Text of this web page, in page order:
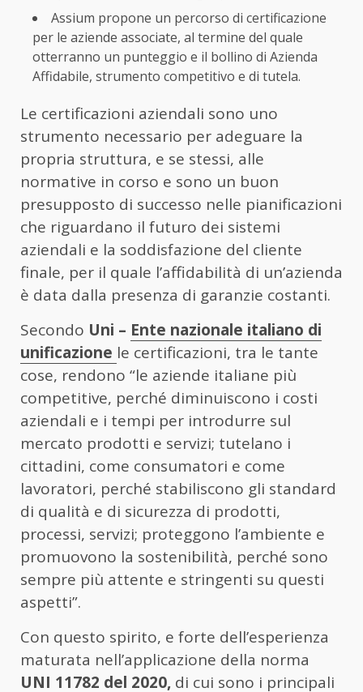
Assium propone un percorso di certificazione
per le aziende associate, al termine del quale
otterranno un punteggio e il bollino di Azienda
Affidabile, strumento competitivo e di tutela.
Le certificazioni aziendali sono uno
strumento necessario per adeguare la
propria struttura, e se stessi, alle
normative in corso e sono un buon
presupposto di successo nelle pianificazioni
che riguardano il futuro dei sistemi
aziendali e la soddisfazione del cliente
finale, per il quale l’affidabilità di un’azienda
è data dalla presenza di garanzie costanti.
Secondo Uni – Ente nazionale italiano di
unificazione le certificazioni, tra le tante
cose, rendono “le aziende italiane più
competitive, perché diminuiscono i costi
aziendali e i tempi per introdurre sul
mercato prodotti e servizi; tutelano i
cittadini, come consumatori e come
lavoratori, perché stabiliscono gli standard
di qualità e di sicurezza di prodotti,
processi, servizi; proteggono l’ambiente e
promuovono la sostenibilità, perché sono
sempre più attente e stringenti su questi
aspetti”.
Con questo spirito, e forte dell’esperienza
maturata nell’applicazione della norma
UNI 11782 del 2020, di cui sono i principali